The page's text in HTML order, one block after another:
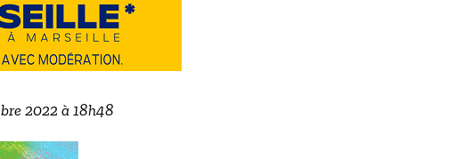
2022 à 18h48